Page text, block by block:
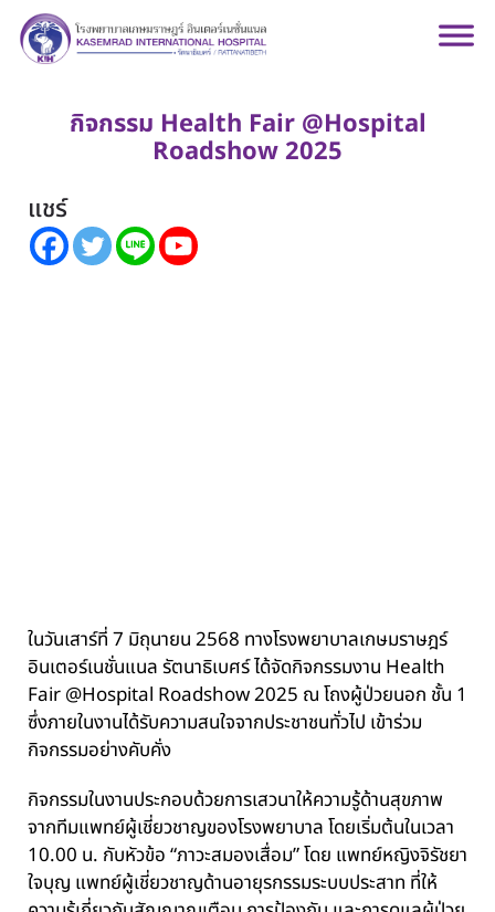
กิจกรรม Health Fair @Hospital
Roadshow 2025
แชร์
ในวันเสาร์ที่ 7 มิถุนายน 2568 ทางโรงพยาบาลเกษมราษฎร์
อินเตอร์เนชั่นแนล รัตนาธิเบศร์ ได้จัดกิจกรรมงาน Health
Fair @Hospital Roadshow 2025 ณ โถงผู้ป่วยนอก ชั้น 1
ซึ่งภายในงานได้รับความสนใจจากประชาชนทั่วไป เข้าร่วม
กิจกรรมอย่างคับคั่ง
กิจกรรมในงานประกอบด้วยการเสวนาให้ความรู้ด้านสุขภาพ
จากทีมแพทย์ผู้เชี่ยวชาญของโรงพยาบาล โดยเริ่มต้นในเวลา
10.00 น. กับหัวข้อ “ภาวะสมองเสื่อม” โดย แพทย์หญิงจิรัชยา
ใจบุญ แพทย์ผู้เชี่ยวชาญด้านอายุรกรรมระบบประสาท ที่ให้